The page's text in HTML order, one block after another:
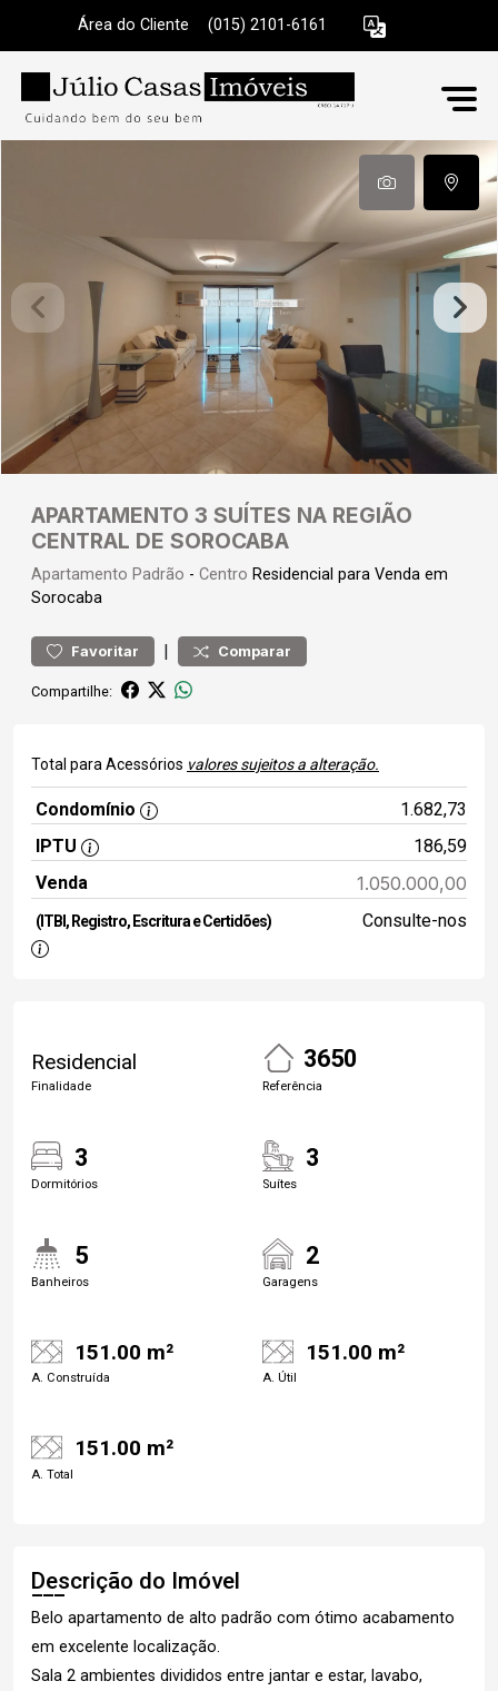
Área do Cliente (015) 2101-6161
APARTAMENTO 3 SUÍTES NA REGIÃO
CENTRAL DE SOROCABA
Apartamento Padrão - Centro Residencial para Venda em
Sorocaba
Favoritar | Comparar
Compartilhe:
Total para Acessórios valores sujeitos a alteração.
Condomínio
1.682,73
IPTU
186,59
Venda
1.050.000,00
(ITBI, Registro, Escritura e Certidões) Consulte-nos
Residencial
Finalidade
3650
Referência
3
Dormitórios
3
Suítes
5
Banheiros
2
Garagens
151.00 m²
A. Construída
151.00 m²
A. Útil
151.00 m²
A. Total
Descrição do Imóvel
Belo apartamento de alto padrão com ótimo acabamento
em excelente localização.
Sala 2 ambientes divididos entre jantar e estar, lavabo,